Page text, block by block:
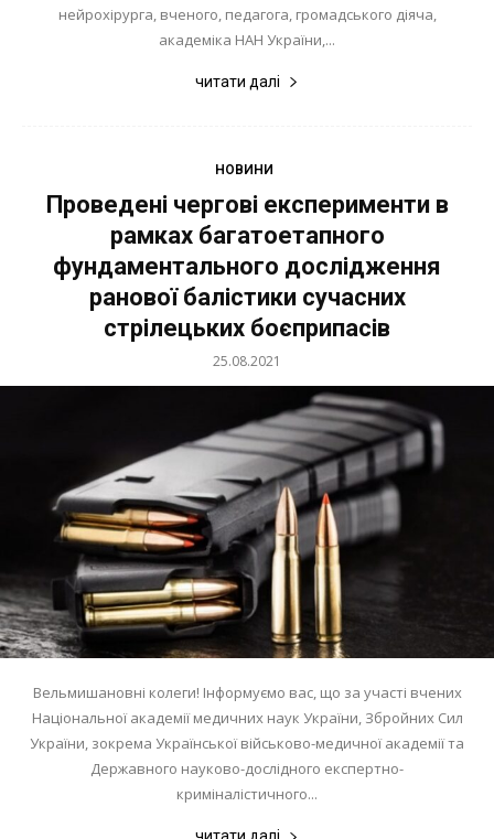
нейрохірурга, вченого, педагога, громадського діяча,
академіка НАН України,...
читати далі
НОВИНИ
Проведені чергові експерименти в
рамках багатоетапного
фундаментального дослідження
ранової балістики сучасних
стрілецьких боєприпасів
25.08.2021
Вельмишановні колеги! Інформуємо вас, що за участі вчених
Національної академії медичних наук України, Збройних Сил
України, зокрема Української військово-медичної академії та
Державного науково-дослідного експертно-
криміналістичного...